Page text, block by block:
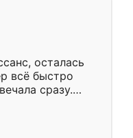
разнообразный.
из
здесь.
осталась
всё быстро
сразу.
подошёл к
Собрали
даже